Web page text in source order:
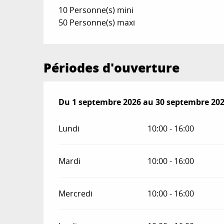
10 Personne(s) mini
50 Personne(s) maxi
Périodes d'ouverture
Du 1 septembre 2026au 30 septembre
Du 1 septembre 2026au 30 septembre
Lundi 10:00 - 16:00
Mardi 10:00 - 16:00
Mercredi 10:00 - 16:00